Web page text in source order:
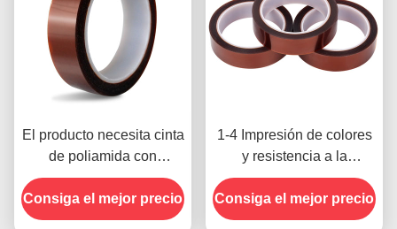
El producto necesita cinta
de poliamida con
resistencia a la tensión
de 1000V
Consiga el mejor precio
1-4 Impresión de colores
y resistencia a la
temperatura -10C-80C
Método de pago con
tarjeta de crédito para
Consiga el mejor precio